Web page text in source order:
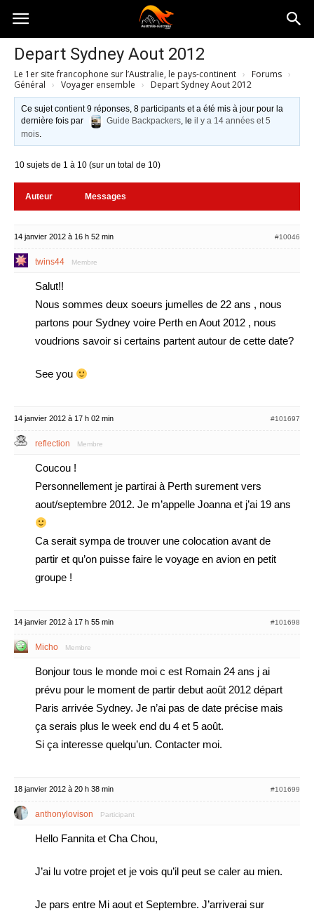
Australia-
australie.com
Depart Sydney Aout 2012
Le 1er site francophone sur l’Australie, le pays-continent › Forums ›
Général › Voyager ensemble › Depart Sydney Aout 2012
Ce sujet contient 9 réponses, 8 participants et a été mis à jour pour la
dernière fois par
Guide Backpackers, leil y a 14 années et 5
mois.
10 sujets de 1 à 10 (sur un total de 10)
Auteur Messages
14 janvier 2012 à 16 h 52 min #10046
twins44 Membre
Salut!!
Nous sommes deux soeurs jumelles de 22 ans , nous
partons pour Sydney voire Perth en Aout 2012 , nous
voudrions savoir si certains partent autour de cette date?
See you
14 janvier 2012 à 17 h 02 min #101697
reflection Membre
Coucou !
Personnellement je partirai à Perth surement vers
aout/septembre 2012. Je m’appelle Joanna et j’ai 19 ans
Ca serait sympa de trouver une colocation avant de
partir et qu’on puisse faire le voyage en avion en petit
groupe !
14 janvier 2012 à 17 h 55 min #101698
Micho Membre
Bonjour tous le monde moi c est Romain 24 ans j ai
prévu pour le moment de partir debut août 2012 départ
Paris arrivée Sydney. Je n’ai pas de date précise mais
ça serais plus le week end du 4 et 5 août.
Si ça interesse quelqu’un. Contacter moi.
18 janvier 2012 à 20 h 38 min #101699
anthonylovison Participant
Hello Fannita et Cha Chou,
J’ai lu votre projet et je vois qu’il peut se caler au mien.
Je pars entre Mi aout et Septembre. J’arriverai sur